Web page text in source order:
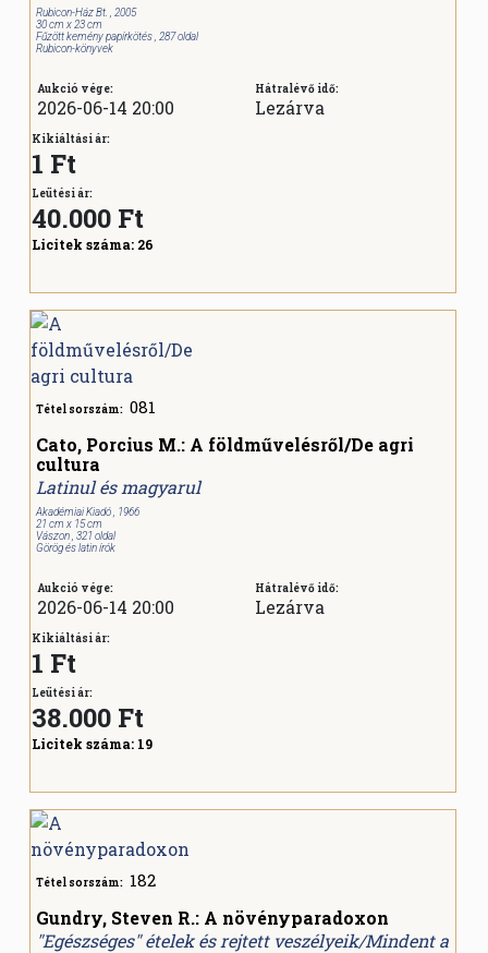
Rubicon-Ház Bt. , 2005
30 cm x 23 cm
Fűzött kemény papírkötés , 287 oldal
Rubicon-könyvek
Aukció vége:
2026-06-14 20:00
Hátralévő idő:
Lezárva
Kikiáltási ár:
1 Ft
Leütési ár:
40.000 Ft
Licitek száma: 26
Tétel sorszám: 081
Cato, Porcius M.: A földművelésről/De agri
cultura
Latinul és magyarul
Akadémiai Kiadó , 1966
21 cm x 15 cm
Vászon , 321 oldal
Görög és latin írók
Aukció vége:
2026-06-14 20:00
Hátralévő idő:
Lezárva
Kikiáltási ár:
1 Ft
Leütési ár:
38.000 Ft
Licitek száma: 19
Tétel sorszám: 182
Gundry, Steven R.: A növényparadoxon
"Egészséges" ételek és rejtett veszélyeik/Mindent a